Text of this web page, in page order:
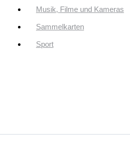
Musik, Filme und Kameras
Sammelkarten
Sport